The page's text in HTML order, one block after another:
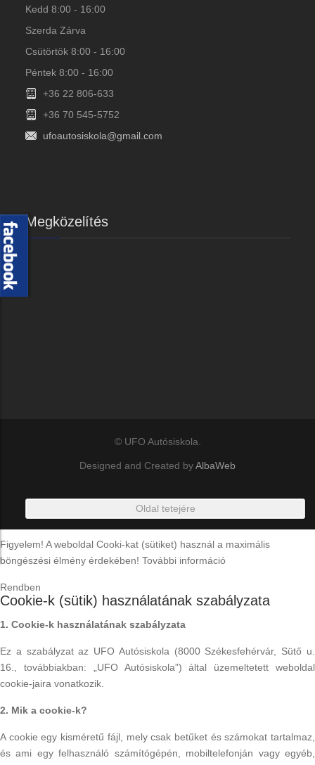
Kedd 8:00 - 16:00
Szerda Zárva
Csütörtök 8:00 - 16:00
Péntek 8:00 - 16:00
+36 22 806-633
+36 70 545-5752
ufoautosiskola@gmail.com
Megközelítés
© UFO Autósiskola.
Designed and Created byAlbaWeb
Oldal tetejére
Figyelem! A weboldal Cooki-kat (sütiket) használ a maximális
böngészési élmény érdekében! További információ
Rendben
Cookie-k (sütik) használatának szabályzata
1. Cookie-k használatának szabályzata
Ez a szabályzat az UFO Autósiskola (8000 Székesfehérvár, Sütő u.
16., továbbiakban: „UFO Autósiskola”) által üzemeltetett weboldal
cookie-jaira vonatkozik.
2. Mik a cookie-k?
A cookie egy kisméretű fájl, mely csak betűket és számokat tartalmaz,
és ami egy felhasználó számítógépén, mobiltelefonján vagy egyéb,